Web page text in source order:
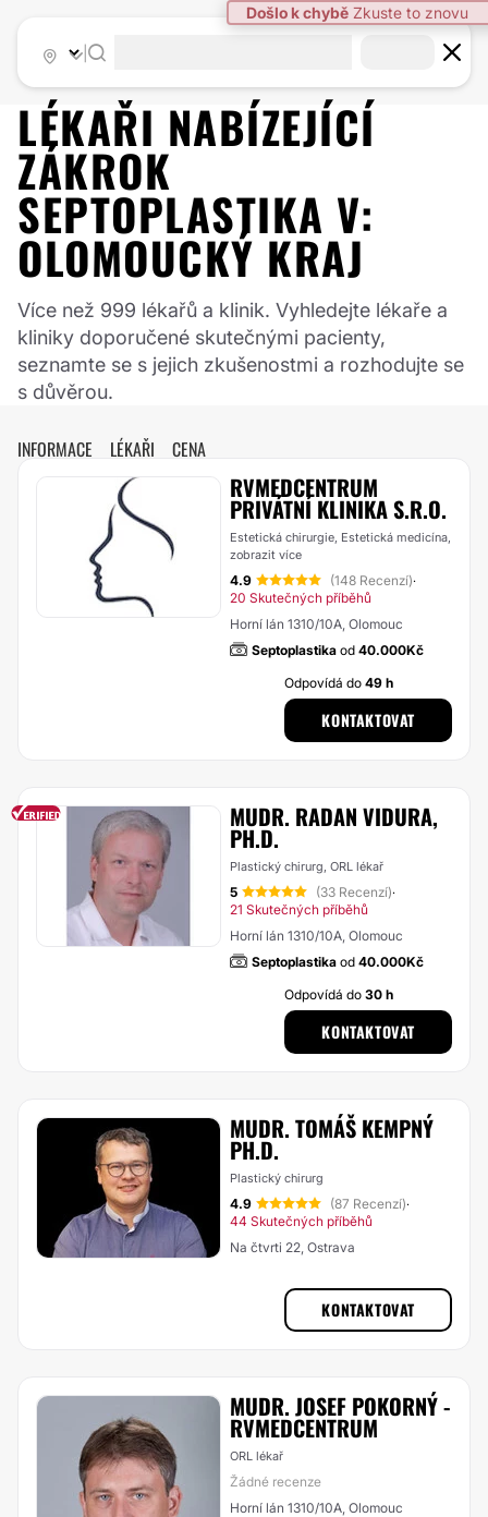
LÉKAŘI NABÍZEJÍCÍ
ZÁKROK
SEPTOPLASTIKA V:
OLOMOUCKÝ KRAJ
Více než 999 lékařů a klinik. Vyhledejte lékaře a
kliniky doporučené skutečnými pacienty,
seznamte se s jejich zkušenostmi a rozhodujte se
s důvěrou.
INFORMACE LÉKAŘI CENA
RVMEDCENTRUM
PRIVÁTNÍ KLINIKA S.R.O.
Estetická chirurgie, Estetická medicína,
zobrazit více
4.9 (148 Recenzí)·
20 Skutečných příběhů
Horní lán 1310/10A, Olomouc
Septoplastika od 40.000Kč
Odpovídá do49 h
KONTAKTOVAT
MUDR. RADAN VIDURA,
PH.D.
Plastický chirurg, ORL lékař
5 (33 Recenzí)·
21 Skutečných příběhů
Horní lán 1310/10A, Olomouc
Septoplastika od 40.000Kč
Odpovídá do30 h
KONTAKTOVAT
MUDR. TOMÁŠ KEMPNÝ
PH.D.
Plastický chirurg
4.9 (87 Recenzí)·
44 Skutečných příběhů
Na čtvrti 22, Ostrava
KONTAKTOVAT
MUDR. JOSEF POKORNÝ -
RVMEDCENTRUM
ORL lékař
Žádné recenze
Horní lán 1310/10A, Olomouc